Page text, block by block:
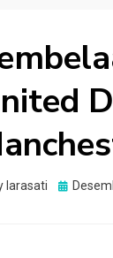
larasati
Posted